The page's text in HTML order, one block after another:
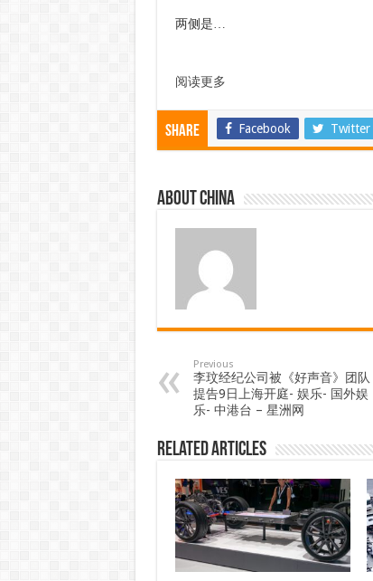
两侧是…
阅读更多
Share Facebook Twitter
About china
Previous
李玟经纪公司被《好声音》团队
提告9日上海开庭- 娱乐- 国外娱
乐- 中港台 – 星洲网
Related Articles